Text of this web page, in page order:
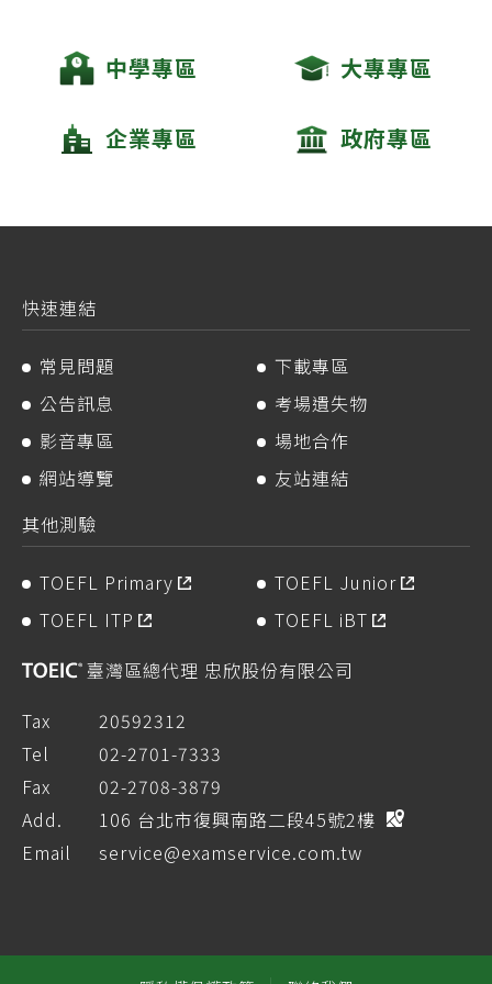
中學專區 大專專區
企業專區 政府專區
快速連結
常見問題
下載專區
公告訊息
考場遺失物
影音專區
場地合作
網站導覽
友站連結
其他測驗
TOEFL Primary
TOEFL Junior
TOEFL ITP
TOEFL iBT
臺灣區總代理 忠欣股份有限公司
Tax
20592312
Tel
02-2701-7333
Fax
02-2708-3879
Add.
106 台北市復興南路二段45號2樓
Email
service@examservice.com.tw